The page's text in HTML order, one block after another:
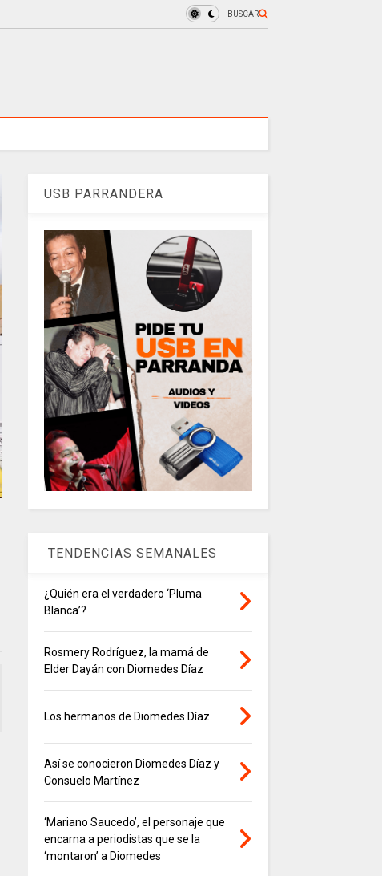
BUSCAR
USB PARRANDERA
TENDENCIAS SEMANALES
¿Quién era el verdadero ‘Pluma
Blanca’?
Rosmery Rodríguez, la mamá de
Elder Dayán con Diomedes Díaz
Los hermanos de Diomedes Díaz
Así se conocieron Diomedes Díaz y
Consuelo Martínez
‘Mariano Saucedo’, el personaje que
encarna a periodistas que se la
‘montaron’ a Diomedes